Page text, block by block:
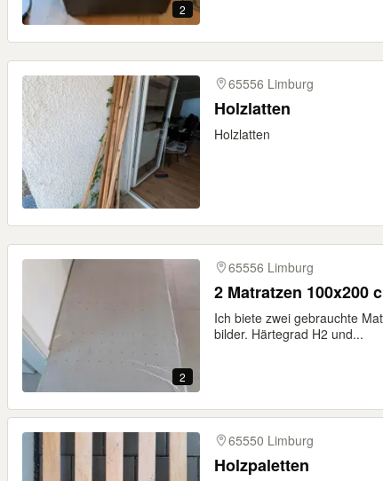
2
65556 Limburg
Holzlatten
Holzlatten
2
65556 Limburg
2 Matratzen 100x200
Ich biete zwei gebrauchte
bilder. Härtegrad H2 und...
65550 Limburg
Holzpaletten